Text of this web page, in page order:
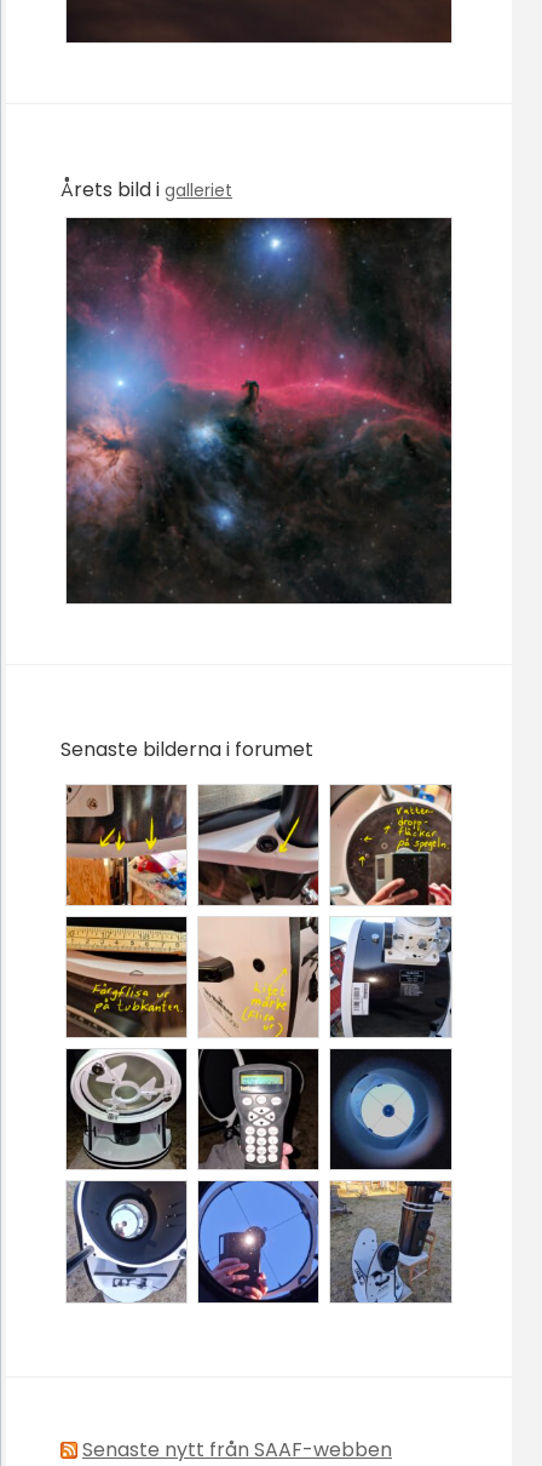
Årets bild i galleriet
Senaste bilderna i forumet
Senaste nytt från SAAF-webben